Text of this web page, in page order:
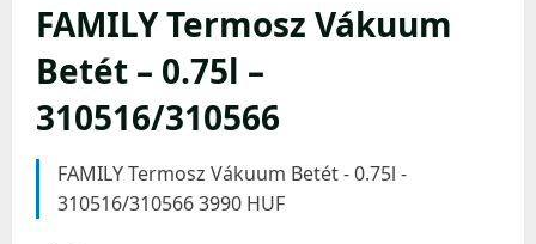
FAMILY Termosz Vákuum
Betét – 0.75l –
310516/310566
FAMILY Termosz Vákuum Betét - 0.75l -
310516/310566 3990 HUF